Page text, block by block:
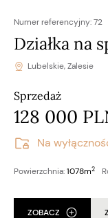
Na
Numer referencyjny:72
Działka na
Lubelskie, Zalesie
Sprzedaż
128 000
Powierzchnia:1078m2
ZOBACZ